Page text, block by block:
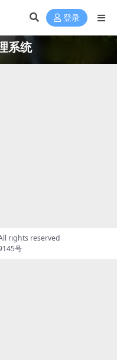
登录
系统
rights reserved
号